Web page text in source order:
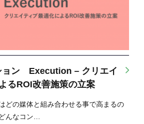
ョン Execution – クリエイ
るROI改善施策の立案
どの媒体と組み合わせる事で高まるの
んなコン…